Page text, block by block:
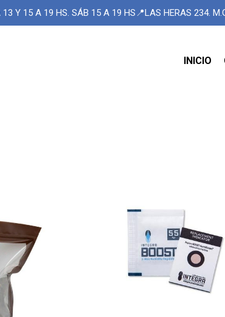
Y 15 A 19 HS. SÁB 15 A 19 HS📍LAS HERAS 234.
INICIO